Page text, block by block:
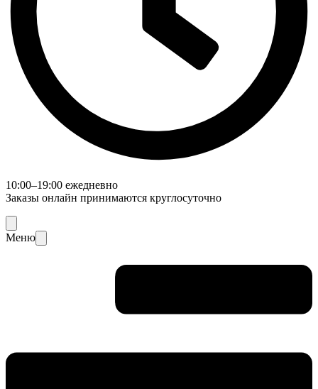
10:00–19:00 ежедневно
Заказы онлайн принимаются круглосуточно
Меню